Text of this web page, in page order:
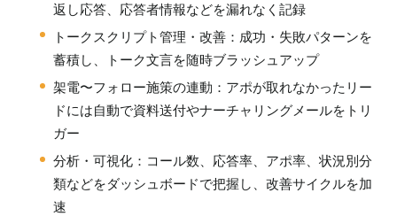
返し応答、応答者情報などを漏れなく記録
トークスクリプト管理・改善：成功・失敗パターンを
蓄積し、トーク文言を随時ブラッシュアップ
架電〜フォロー施策の連動：アポが取れなかったリー
ドには自動で資料送付やナーチャリングメールをトリ
ガー
分析・可視化：コール数、応答率、アポ率、状況別分
類などをダッシュボードで把握し、改善サイクルを加
速